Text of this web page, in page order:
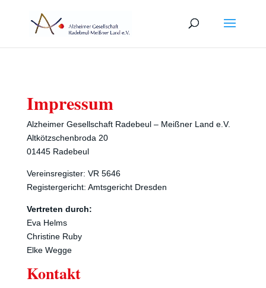
Impressum
Alzheimer Gesellschaft Radebeul – Meißner Land e.V.
Altkötzschenbroda 20
01445 Radebeul
Vereinsregister: VR 5646
Registergericht: Amtsgericht Dresden
Vertreten durch:
Eva Helms
Christine Ruby
Elke Wegge
Kontakt